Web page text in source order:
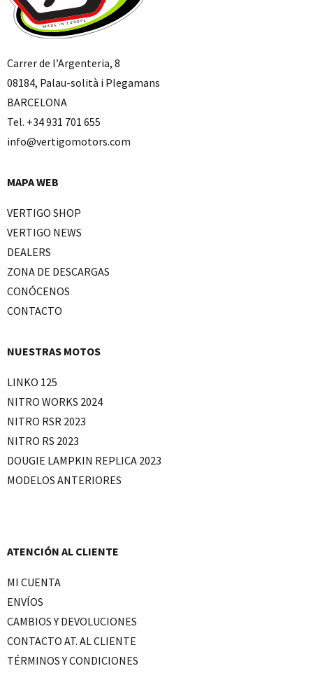
Carrer de l’Argenteria, 8
08184, Palau-solità i Plegamans
BARCELONA
Tel. +34 931 701 655
info@vertigomotors.com
MAPA WEB
VERTIGO SHOP
VERTIGO NEWS
DEALERS
ZONA DE DESCARGAS
CONÓCENOS
CONTACTO
NUESTRAS MOTOS
LINKO 125
NITRO WORKS 2024
NITRO RSR 2023
NITRO RS 2023
DOUGIE LAMPKIN REPLICA 2023
MODELOS ANTERIORES
ATENCIÓN AL CLIENTE
MI CUENTA
ENVÍOS
CAMBIOS Y DEVOLUCIONES
CONTACTO AT. AL CLIENTE
TÉRMINOS Y CONDICIONES